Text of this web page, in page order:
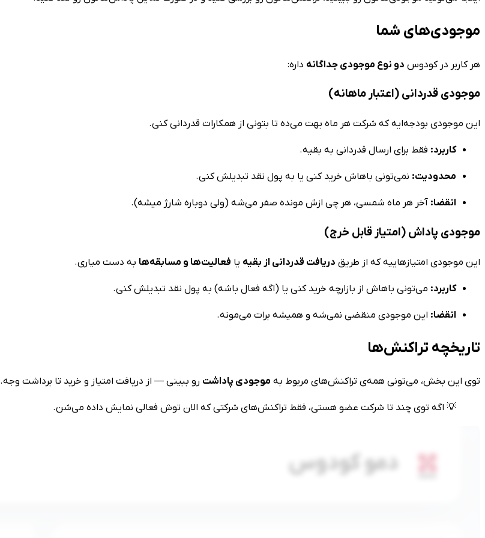
موجودی‌های شما
هر کاربر در کودوس دو نوع موجودی جداگانه داره:
موجودی قدردانی (اعتبار ماهانه)
این موجودی بودجه‌ایه که شرکت هر ماه بهت می‌ده تا بتونی از همکارات قدردانی کنی.
کاربرد: فقط برای ارسال قدردانی به بقیه.
محدودیت: نمی‌تونی باهاش خرید کنی یا به پول نقد تبدیلش کنی.
انقضا: آخر هر ماه شمسی، هر چی ازش مونده صفر می‌شه (ولی دوباره شارژ میشه).
موجودی پاداش (امتیاز قابل خرج)
این موجودی امتیازهاییه که از طریق دریافت قدردانی از بقیه یا فعالیت‌ها و مسابقه‌ها به دست میاری.
کاربرد: می‌تونی باهاش از بازارچه خرید کنی یا (اگه فعال باشه) به پول نقد تبدیلش کنی.
انقضا: این موجودی منقضی نمی‌شه و همیشه برات می‌مونه.
تاریخچه تراکنش‌ها
توی این بخش، می‌تونی همه‌ی تراکنش‌های مربوط به موجودی پاداشت رو ببینی — از دریافت امتیاز و خرید تا برداشت وجه.
💡 اگه توی چند تا شرکت عضو هستی، فقط تراکنش‌های شرکتی که الان توش فعالی نمایش داده می‌شن.